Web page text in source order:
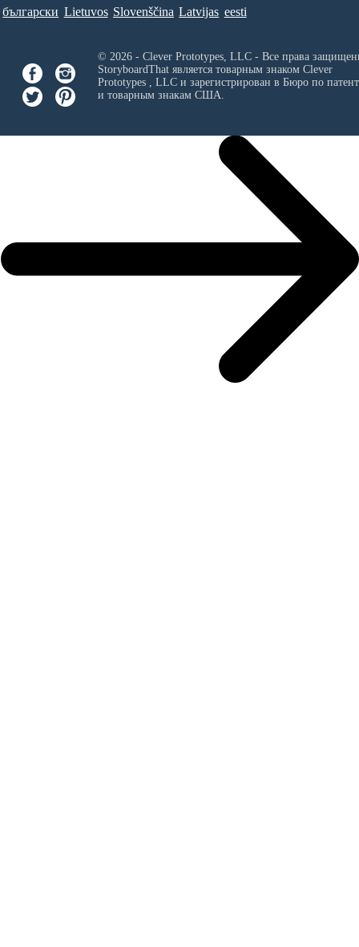
български Lietuvos Slovenščina Latvijas eesti
© 2026 - Clever Prototypes, LLC - Все права
StoryboardThat является товарным знаком Clever
Prototypes , LLCи зарегистрирован в Бюро по
и товарным знакам США.